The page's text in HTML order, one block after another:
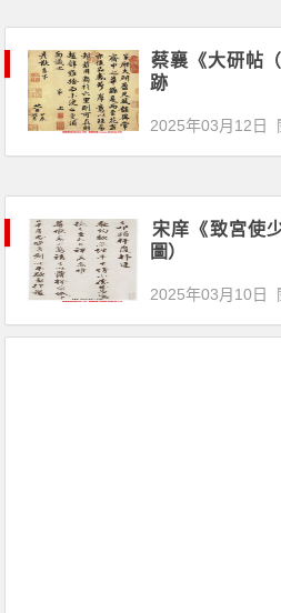
蔡襄《大研帖
跡
2025年03月12日
宋庠《致宮使
圖）
2025年03月10日